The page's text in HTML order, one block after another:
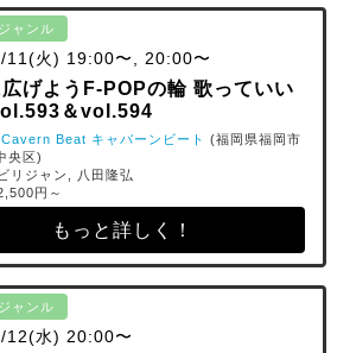
ャンル
11(火) 19:00〜, 20:00〜
げようF-POPの輪 歌っていい
＆vol.594
Cavern Beat キャバーンビート (福岡県福岡市
央区)
リジャン, 八田隆弘
円～
もっと詳しく！
ャンル
12(水) 20:00〜